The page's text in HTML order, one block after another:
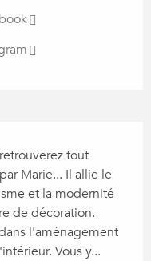
tout
Marie... Il allie le
et la modernité
de décoration.
l'aménagement
Vous y...